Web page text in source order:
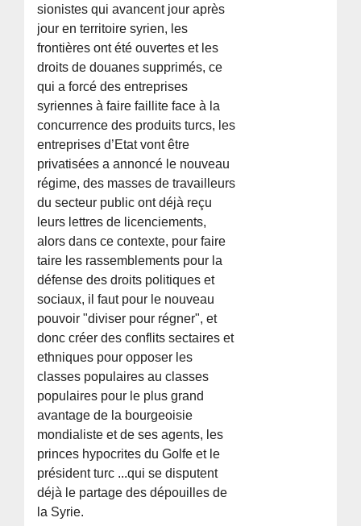
sionistes qui avancent jour après
jour en territoire syrien, les
frontières ont été ouvertes et les
droits de douanes supprimés, ce
qui a forcé des entreprises
syriennes à faire faillite face à la
concurrence des produits turcs, les
entreprises d’Etat vont être
privatisées a annoncé le nouveau
régime, des masses de travailleurs
du secteur public ont déjà reçu
leurs lettres de licenciements,
alors dans ce contexte, pour faire
taire les rassemblements pour la
défense des droits politiques et
sociaux, il faut pour le nouveau
pouvoir "diviser pour régner", et
donc créer des conflits sectaires et
ethniques pour opposer les
classes populaires au classes
populaires pour le plus grand
avantage de la bourgeoisie
mondialiste et de ses agents, les
princes hypocrites du Golfe et le
président turc ...qui se disputent
déjà le partage des dépouilles de
la Syrie.